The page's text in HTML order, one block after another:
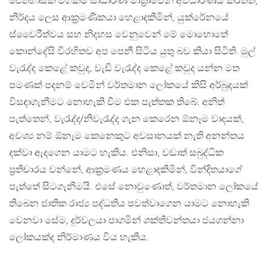
නිර්දය ලෙස ආක්‍රමණිකයා හෙළාදකිමින්, යුක්රේනයේ
ස්වෛරීත්වය සහ නිදහස වෙනුවෙන් මේ මොහොතේ
කොන්දේසි විරහිතව අප පෙනී සිටිය යුතු බව කියා සිටිති. මුල්
වැරැද්ද කෙළේ කවුද, වැඩි වැරැද්ද කෙළේ කවුද යන්න මත
පමණක් පදනම් වෙමින් වර්තමාන ලෝකයේ කිසි අර්බුදයක්
විසඳාගැනීමට නොහැකි වීම එක පැත්තක තිබේ. අනිත්
පැත්තෙන්, වැරැද්ද/නිවැරැද්ද ගැන කෙරෙන ඕනෑම වාදයක්,
අවශ්‍ය නම් ඕනෑම කෙනෙකුට අවසානයක් නැති අනන්තය
දක්වා ඇදගෙන යාමට හැකිය. එනිසා, වඩාත් සබුද්ධික
ප්‍රතිචාරය වන්නේ, ආක්‍රමණය හෙළාදකිමින්, වින්දිතයාගේ
පැත්තේ සිටගැනීමයි. එසේ නොවුණොත්, වර්තමාන ලෝකයේ
තිබෙන ජාතික රාජ්‍ය පද්ධතිය පවත්වාගෙන යාමට නොහැකි
වෙනවා සේම, දුර්වලයා පාගමින් ශක්තිවන්තයා ජයගන්නා
ලෝකයක්ද නිර්මාණය විය හැකිය.